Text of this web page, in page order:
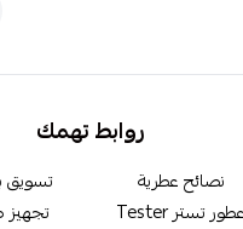
روابط تهمك
نصائح عطرية
عطور تستر Tester
تسويق
تجهيز